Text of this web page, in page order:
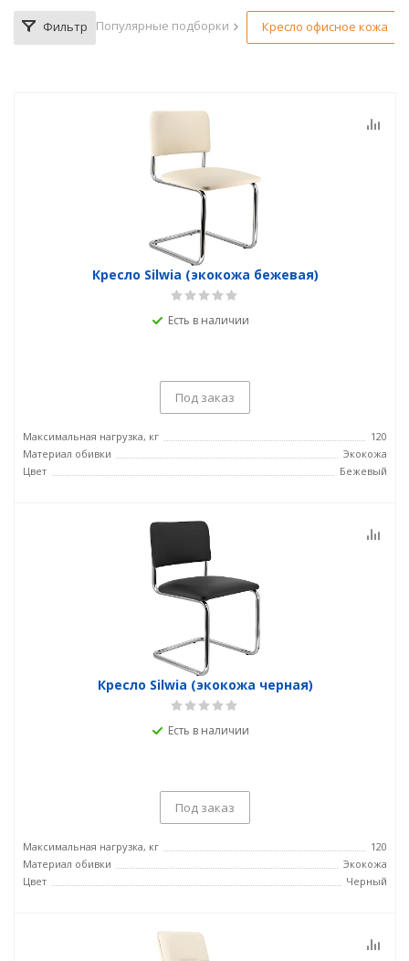
Фильтр Популярные подборки Кресло офисное кожа
Кресло Silwia (экокожа бежевая)
Есть в наличии
Под заказ
Максимальная нагрузка, кг
120
Материал обивки
Экокожа
Цвет
Бежевый
Кресло Silwia (экокожа черная)
Есть в наличии
Под заказ
Максимальная нагрузка, кг
120
Материал обивки
Экокожа
Цвет
Черный